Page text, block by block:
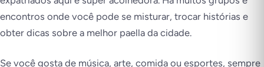
encontros onde você pode se misturar, trocar histórias e
obter dicas sobre a melhor paella da cidade.
Se você gosta de música, arte, comida ou esportes, sempre